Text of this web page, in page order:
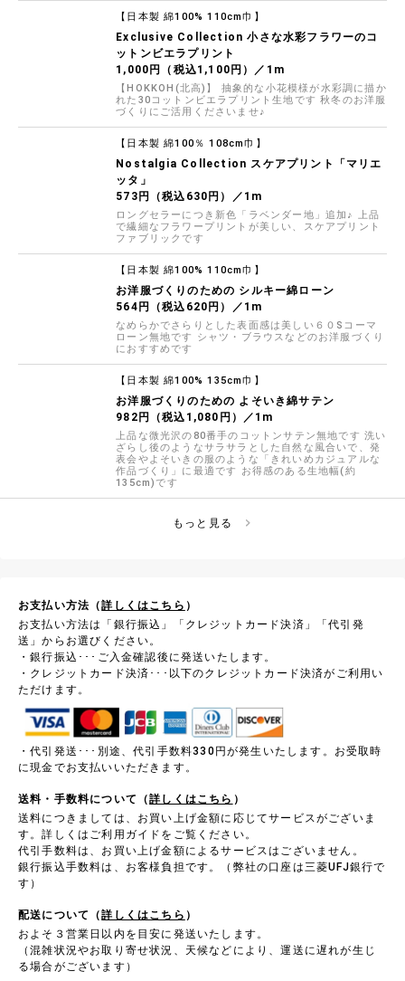
【日本製 綿100% 110cm巾】
Exclusive Collection 小さな水彩フラワーのコ
ットンビエラプリント
1,000円（税込1,100円）／1m
【HOKKOH(北高)】 抽象的な小花模様が水彩調に描か
れた30コットンビエラプリント生地です 秋冬のお洋服
づくりにご活用くださいませ♪
【日本製 綿100％ 108cm巾】
Nostalgia Collection スケアプリント「マリエ
ッタ」
573円（税込630円）／1m
ロングセラーにつき新色「ラベンダー地」追加♪ 上品
で繊細なフラワープリントが美しい、スケアプリント
ファブリックです
【日本製 綿100% 110cm巾】
お洋服づくりのための シルキー綿ローン
564円（税込620円）／1m
なめらかでさらりとした表面感は美しい６０Sコーマ
ローン無地です シャツ・ブラウスなどのお洋服づくり
におすすめです
【日本製 綿100% 135cm巾】
お洋服づくりのための よそいき綿サテン
982円（税込1,080円）／1m
上品な微光沢の80番手のコットンサテン無地です 洗い
ざらし後のようなサラサラとした自然な風合いで、発
表会やよそいきの服のような「きれいめカジュアルな
作品づくり」に最適です お得感のある生地幅(約
135cm)です
もっと見る
お支払い方法（詳しくはこちら ）
お支払い方法は「銀行振込」「クレジットカード決済」「代引発
送」からお選びください。
・銀行振込･･･ご入金確認後に発送いたします。
・クレジットカード決済･･･以下のクレジットカード決済がご利用い
ただけます。
・代引発送･･･別途、代引手数料330円が発生いたします。お受取時
に現金でお支払いいただきます。
送料・手数料について（詳しくはこちら ）
送料につきましては、お買い上げ金額に応じてサービスがございま
す。詳しくはご利用ガイドをご覧ください。
代引手数料は、お買い上げ金額によるサービスはございません。
銀行振込手数料は、お客様負担です。（弊社の口座は三菱UFJ銀行で
す）
配送について（詳しくはこちら ）
およそ３営業日以内を目安に発送いたします。
（混雑状況やお取り寄せ状況、天候などにより、運送に遅れが生じ
る場合がございます）